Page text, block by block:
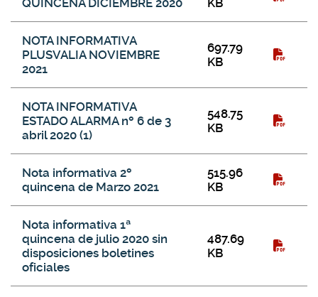
QUINCENA DICIEMBRE 2020
KB
NOTA INFORMATIVA
PLUSVALIA NOVIEMBRE
2021
697.79
KB
NOTA INFORMATIVA
ESTADO ALARMA nº 6 de 3
abril 2020 (1)
548.75
KB
Nota informativa 2º
quincena de Marzo 2021
515.96
KB
Nota informativa 1ª
quincena de julio 2020 sin
disposiciones boletines
oficiales
487.69
KB